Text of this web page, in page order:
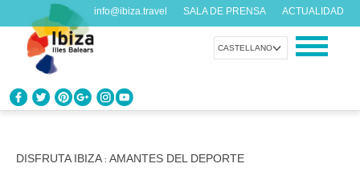
CASTELLANO
info@ibiza.travel SALA DE PRENSA ACTUALIDAD
DISFRUTA IBIZA : AMANTES DEL DEPORTE